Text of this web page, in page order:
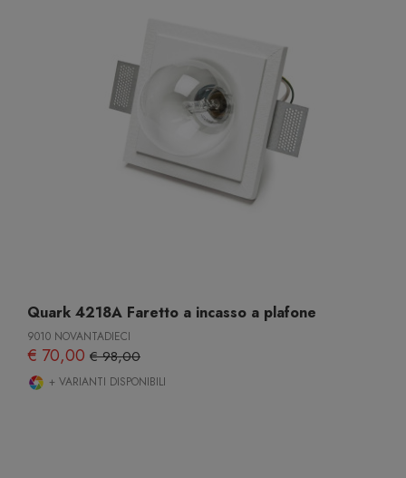
Quark 4218A Faretto a incasso a plafone
9010 NOVANTADIECI
€ 70,00 € 98,00
+ VARIANTI DISPONIBILI